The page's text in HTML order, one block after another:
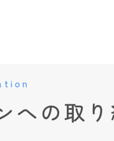
への取